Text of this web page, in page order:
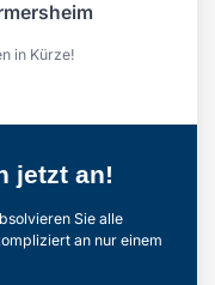
in Kürze!
jetzt an!
Sie alle
an nur einem